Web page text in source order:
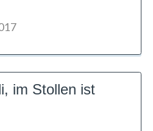
im Stollen ist